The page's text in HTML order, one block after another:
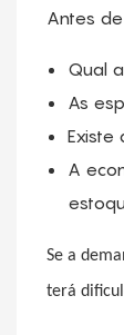
Antes
Qual
As
Existe
A
Se a
terá